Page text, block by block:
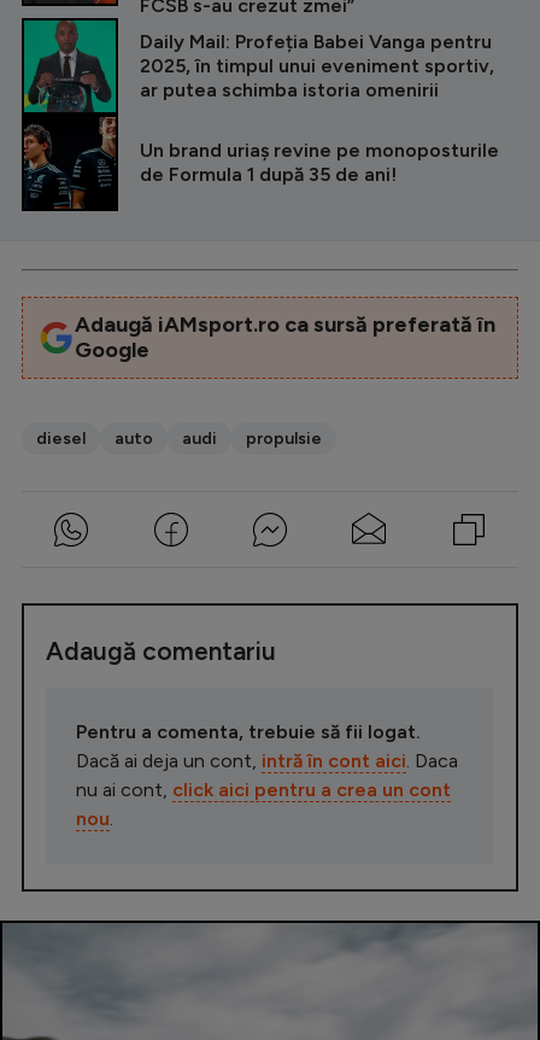
FCSB s-au crezut zmei”
Daily Mail: Profeția Babei Vanga pentru
2025, în timpul unui eveniment sportiv,
ar putea schimba istoria omenirii
Un brand uriaș revine pe monoposturile
de Formula 1 după 35 de ani!
Adaugă iAMsport.ro ca sursă preferată în
Google
diesel auto audi propulsie
Adaugă comentariu
Pentru a comenta, trebuie să fii logat.
Dacă ai deja un cont, intră în cont aici. Daca
nu ai cont, click aici pentru a crea un cont
nou.